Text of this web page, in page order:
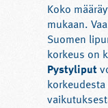
Koko
mukaan.
Suomen
korkeus on
Pystyliput